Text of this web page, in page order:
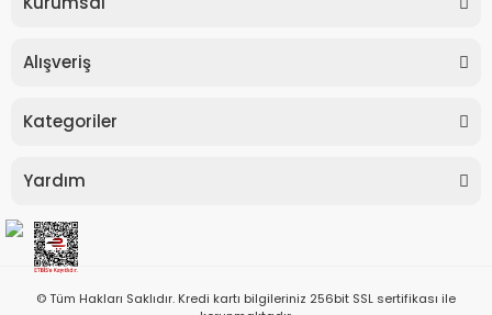
Alışveriş
Kategoriler
Yardım
© Tüm Hakları Saklıdır. Kredi kartı bilgileriniz 256bit SSL sertifikası ile